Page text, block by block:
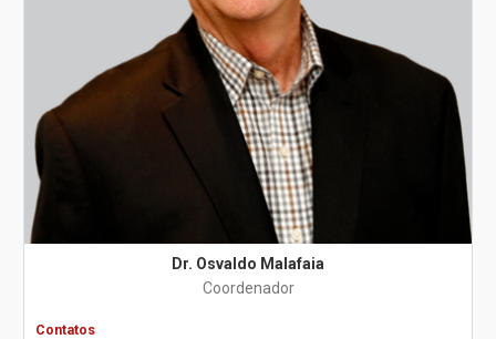
Dr. Osvaldo Malafaia
Coordenador
Contatos